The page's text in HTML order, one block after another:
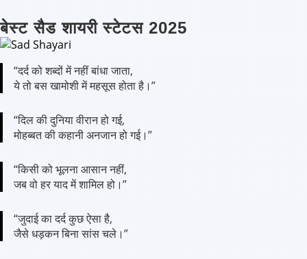
बेस्ट सैड शायरी स्टेटस 2025
“दर्द को शब्दों में नहीं बांधा जाता,
ये तो बस खामोशी में महसूस होता है।”
“दिल की दुनिया वीरान हो गई,
मोहब्बत की कहानी अनजान हो गई।”
“किसी को भूलना आसान नहीं,
जब वो हर याद में शामिल हो।”
“जुदाई का दर्द कुछ ऐसा है,
जैसे धड़कन बिना सांस चले।”